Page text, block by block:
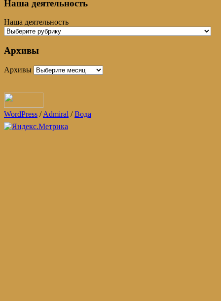
Наша деятельность
Наша деятельность
Архивы
Архивы
WordPress /Admiral /Вода